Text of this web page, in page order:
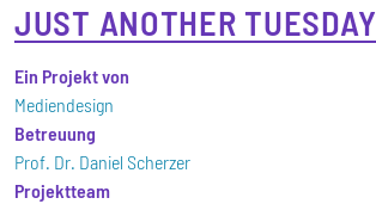
JUST ANOTHER TUESDAY
Ein Projekt von
Mediendesign
Betreuung
Prof. Dr. Daniel Scherzer
Projektteam